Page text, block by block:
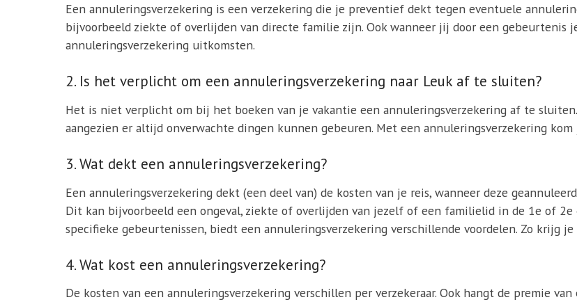
Een annuleringsverzekering is een verzekering die je preventief dekt tegen eventuele
bijvoorbeeld ziekte of overlijden van directe familie zijn. Ook wanneer jij door een
annuleringsverzekering uitkomsten.
2. Is het verplicht om een annuleringsverzekering naar Leuk af te sluiten?
Het is niet verplicht om bij het boeken van je vakantie een annuleringsverzekering af te
aangezien er altijd onverwachte dingen kunnen gebeuren. Met een annuleringsverzekering
3. Wat dekt een annuleringsverzekering?
Een annuleringsverzekering dekt (een deel van) de kosten van je reis, wanneer deze
Dit kan bijvoorbeeld een ongeval, ziekte of overlijden van jezelf of een familielid in de 1e of
specifieke gebeurtenissen, biedt een annuleringsverzekering verschillende voordelen. Zo krijg
4. Wat kost een annuleringsverzekering?
De kosten van een annuleringsverzekering verschillen per verzekeraar. Ook hangt de premie